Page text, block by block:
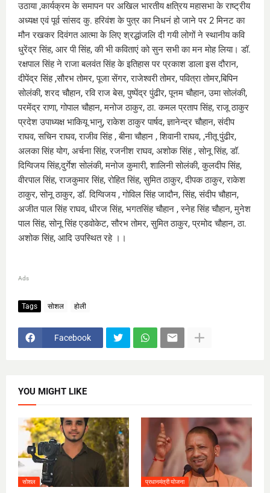
उठाया ,कार्यक्रम के समापन पर अखिल भारतीय क्षत्रिय महासभा के राष्ट्रीय
अध्यक्ष एवं पूर्व सांसद कु. हरिवंश के पुत्र का निधनं हो जाने पर 2 मिनट का
मौन रखकर दिवंगत आत्मा के लिए श्रद्धांजलि दी गयी लोगों ने स्थानीय कवि
धुरेंद्र सिंह, आर पी सिंह, की भी कविताएं को सुन सभी का मन मोह लिया। डॉ.
रक्षपाल सिंह ने राजा बलवंत सिंह के इतिहास पर प्रकाश डाला इस दौरान,
दीपेंद्र सिंह ,सौरभ तोमर, पूजा सेंगर, राजेश्वरी तोमर, पवित्रा तोमर,बिपिन
सोलंकी, शरद चौहान, रवि राज बेस, पुष्पेंद्र पुंढीर, पूनम चौहान, उमा सोलंकी,
परमेंद्र राणा, गोपाल चौहान, मनोज ठाकुर, ठा. कमल प्रताप सिंह, राजू ठाकुर
प्रदेश उपाध्यक्ष भाकियू भानु, राकेश ठाकुर पार्षद, ज्ञानेन्द्र चौहान, संदीप
राघव, सचिन राघव, राजीव सिंह , बीना चौहान , शिवानी राघव, ,नीतू पुंढीर,
अलका सिंह योग, अर्चना सिंह, रजनीश राघव, अशोक सिंह , सोनू सिंह, डॉ.
दिग्विजय सिंह,दुर्गेश सोलंकी, मनोज कुमारी, शालिनी सोलंकी, कुलदीप सिंह,
वीरपाल सिंह, राजकुमार सिंह, रोहित सिंह, सुमित ठाकुर, दीपक ठाकुर, राकेश
ठाकुर, सोनू ठाकुर, डॉ. दिग्विजय , गोविल सिंह जादौन, सिंह, संदीप चौहान,
अजीत पाल सिंह राघव, धीरज सिंह, भगतसिंह चौहान , स्नेह सिंह चौहान, मुनेश
पाल सिंह, सोनू सिंह एडवोकेट, सौरभ तोमर, सुमित ठाकुर, प्रमोद चौहान, ठा.
अशोक सिंह, आदि उपस्थित रहे ।।
Ads
Tags सोशल होली
Facebook
YOU MIGHT LIKE
सोशल प्रधानमंत्री योजना